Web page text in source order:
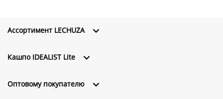
Ассортимент LECHUZA
Кашпо IDEALIST Lite
Оптовому покупателю